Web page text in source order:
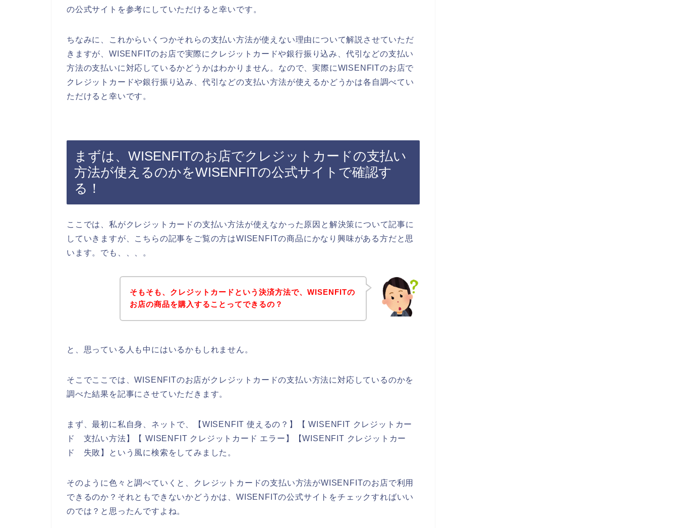
の公式サイトを参考にしていただけると幸いです。
ちなみに、これからいくつかそれらの支払い方法が使えない理由について解説させていただ
きますが、WISENFITのお店で実際にクレジットカードや銀行振り込み、代引などの支払い
方法の支払いに対応しているかどうかはわかりません。なので、実際にWISENFITのお店で
クレジットカードや銀行振り込み、代引などの支払い方法が使えるかどうかは各自調べてい
ただけると幸いです。
まずは、WISENFITのお店でクレジットカードの支払い
方法が使えるのかをWISENFITの公式サイトで確認す
る！
ここでは、私がクレジットカードの支払い方法が使えなかった原因と解決策について記事に
していきますが、こちらの記事をご覧の方はWISENFITの商品にかなり興味がある方だと思
います。でも、、、。
そもそも、クレジットカードという決済方法で、WISENFITの
お店の商品を購入することってできるの？
と、思っている人も中にはいるかもしれません。
そこでここでは、WISENFITのお店がクレジットカードの支払い方法に対応しているのかを
調べた結果を記事にさせていただきます。
まず、最初に私自身、ネットで、【WISENFIT 使えるの？】【 WISENFIT クレジットカー
ド 支払い方法】【 WISENFIT クレジットカード エラー】【WISENFIT クレジットカー
ド 失敗】という風に検索をしてみました。
そのように色々と調べていくと、クレジットカードの支払い方法がWISENFITのお店で利用
できるのか？それともできないかどうかは、WISENFITの公式サイトをチェックすればいい
のでは？と思ったんですよね。